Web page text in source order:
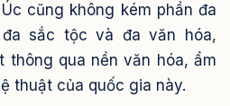
cũng không kém phần đa
sắc tộc và đa văn hóa,
thông qua nền văn hóa, ẩm
thuật của quốc gia này.